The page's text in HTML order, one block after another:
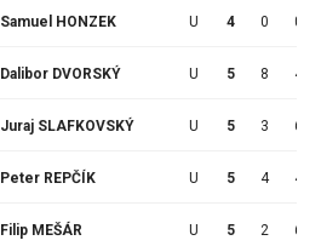
Samuel HONZEK U 4 0 0
Dalibor DVORSKÝ U 5 8 4
Juraj SLAFKOVSKÝ U 5 3 6
Peter REPČÍK U 5 4 4
Filip MEŠÁR U 5 2 6